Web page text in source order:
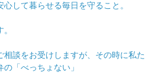
して暮らせる毎日を守ること。
相談をお受けしますが、その時に私た
「べっちょない」